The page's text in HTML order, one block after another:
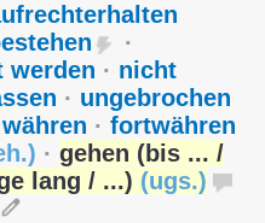
·
werden · nicht
· ungebrochen
währen · fortwähren
) · gehen (bis ... /
lang / ...) (ugs.)